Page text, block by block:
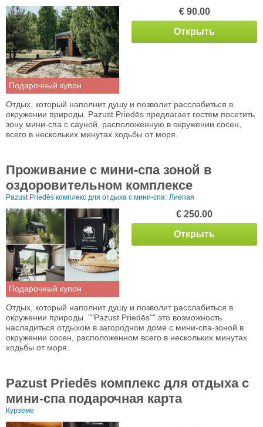
Подарочный купон
€ 90.00
Открыть
Отдых, который наполнит душу и позволит расслабиться в
окружении природы. Pazust Priedēs предлагает гостям посетить
зону мини-спа с сауной, расположенную в окружении сосен,
всего в нескольких минутах ходьбы от моря.
Проживание с мини-спа зоной в
оздоровительном комплексе
Pazust Priedēs комплекс для отдыха с мини-спа: Лиепая
Подарочный купон
€ 250.00
Открыть
Отдых, который наполнит душу и позволит расслабиться в
окружении природы. ""Pazust Priedēs"" это возможность
насладиться отдыхом в загородном доме с мини-спа-зоной в
окружении сосен, расположенном всего в нескольких минутах
ходьбы от моря.
Pazust Priedēs комплекс для отдыха с
мини-спа подарочная карта
Курземе